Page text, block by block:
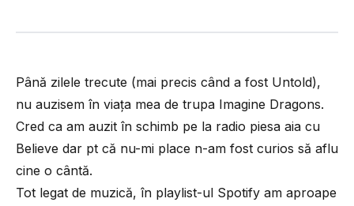
Până zilele trecute (mai precis când a fost Untold),
nu auzisem în viața mea de trupa Imagine Dragons.
Cred ca am auzit în schimb pe la radio piesa aia cu
Believe dar pt că nu-mi place n-am fost curios să aflu
cine o cântă.
Tot legat de muzică, în playlist-ul Spotify am aproape